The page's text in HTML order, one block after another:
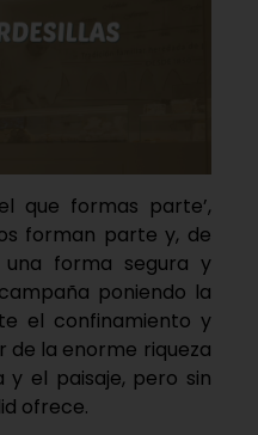
que formas parte’,
forman parte y, de
forma segura y
poniendo la
el confinamiento y
de la enorme riqueza
el paisaje, pero sin
ofrece.